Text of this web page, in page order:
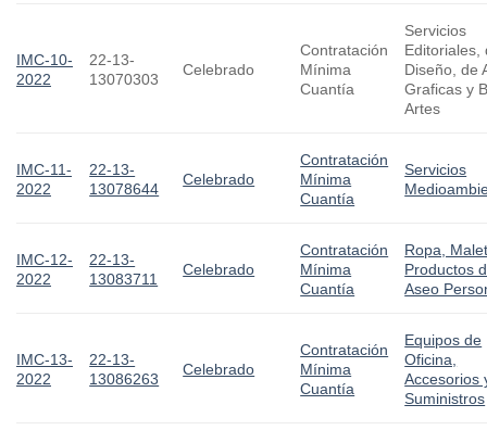
IMC-10-
2022
22-13-
13070303
Celebrado
Contratación
Mínima
Cuantía
Servicios
Editoriales,
Diseño, de
Graficas y
Artes
IMC-11-
2022
22-13-
13078644
Celebrado
Contratación
Mínima
Cuantía
Servicios
IMC-12-
2022
22-13-
13083711
Celebrado
Contratación
Mínima
Cuantía
Ropa,
Productos
Aseo
IMC-13-
2022
22-13-
13086263
Celebrado
Contratación
Mínima
Cuantía
Equipos de
Oficina,
Accesorios
Suministros